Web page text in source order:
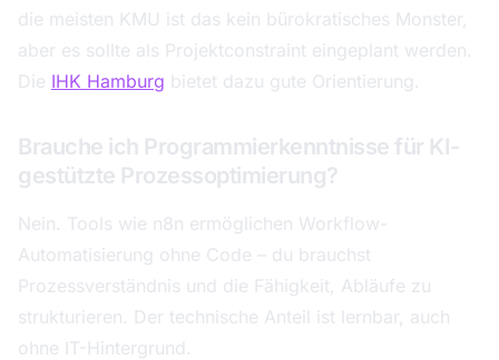
die meisten KMU ist das kein bürokratisches Monster,
aber es sollte als Projektconstraint eingeplant werden.
Die IHK Hamburg bietet dazu gute Orientierung.
Brauche ich Programmierkenntnisse für KI-
gestützte Prozessoptimierung?
Nein. Tools wie n8n ermöglichen Workflow-
Automatisierung ohne Code – du brauchst
Prozessverständnis und die Fähigkeit, Abläufe zu
strukturieren. Der technische Anteil ist lernbar, auch
ohne IT-Hintergrund.